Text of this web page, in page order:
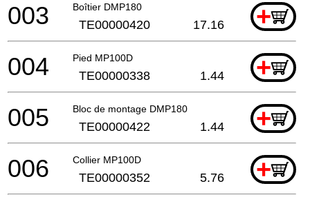
Boîtier DMP180 +
003 TE00000420 17.16
Pied MP100D +
004 TE00000338 1.44
Bloc de montage DMP180 +
005 TE00000422 1.44
Collier MP100D +
006 TE00000352 5.76